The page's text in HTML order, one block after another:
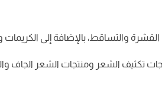
والتساقط، بالإضافة إلى الكريمات
تكثيف الشعر ومنتجات الشعر الجاف